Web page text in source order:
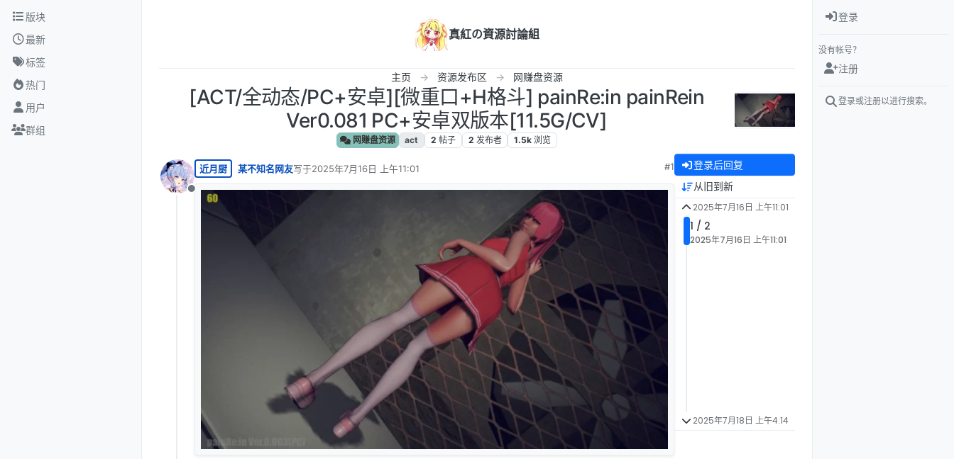
跳转至内容
版块
最新
标签
热门
用户
群组
真紅の資源討論組
主页 资源发布区 网赚盘资源
[ACT/全动态/PC+安卓][微重口+H格斗] painRe:in painRein
Ver0.081 PC+安卓双版本[11.5G/CV]
网赚盘资源 act 2 帖子 2 发布者 1.5k 浏览
离线
近月厨 某不知名网友写于2025年7月16日 上午11:01
最后由 编辑
#1 登录后回复
从旧到新
2025年7月16日 上午11:01
1 / 2
2025年7月16日 上午11:01
2025年7月18日 上午4:14
登录
没有帐号？
注册
登录或注册以进行搜索。